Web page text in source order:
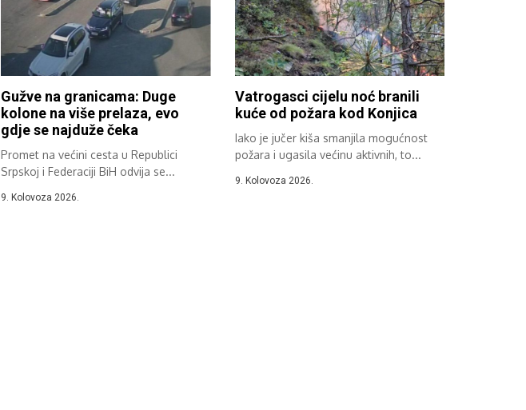
Gužve na granicama: Duge
kolone na više prelaza, evo
gdje se najduže čeka
Promet na većini cesta u Republici
Srpskoj i Federaciji BiH odvija se...
9. Kolovoza 2026.
Vatrogasci cijelu noć branili
kuće od požara kod Konjica
Iako je jučer kiša smanjila mogućnost
požara i ugasila većinu aktivnih, to...
9. Kolovoza 2026.